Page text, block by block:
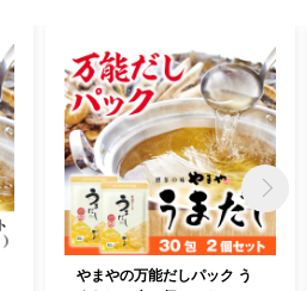
やまやの万能だしパック う